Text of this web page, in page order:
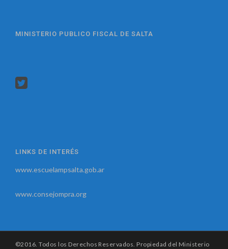
MINISTERIO PUBLICO FISCAL DE SALTA
LINKS DE INTERÉS
www.escuelampsalta.gob.ar
www.consejompra.org
©2016. Todos los Derechos Reservados. Propiedad del Ministerio